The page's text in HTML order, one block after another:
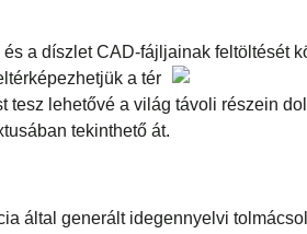
a díszlet CAD-fájljainak feltöltését
a tér
tesz lehetővé a világ távoli részein
tekinthető át.
által generált idegennyelvi